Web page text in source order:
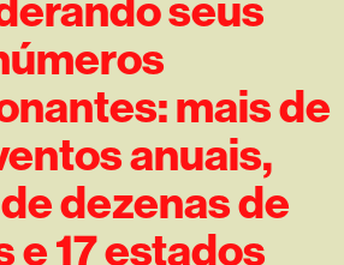
mais de
anuais,
dezenas de
e 17 estados